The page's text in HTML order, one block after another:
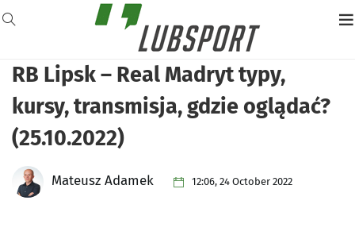
RB Lipsk – Real Madryt typy,
kursy, transmisja, gdzie oglądać?
(25.10.2022)
Mateusz Adamek 12:06, 24 October 2022